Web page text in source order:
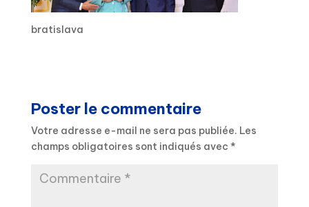
bratislava
Poster le commentaire
Votre adresse e-mail ne sera pas publiée. Les
champs obligatoires sont indiqués avec *